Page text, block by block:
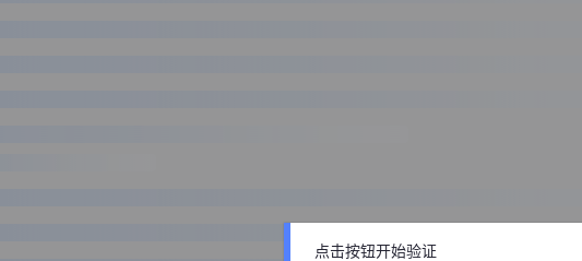
点击按钮开始验证